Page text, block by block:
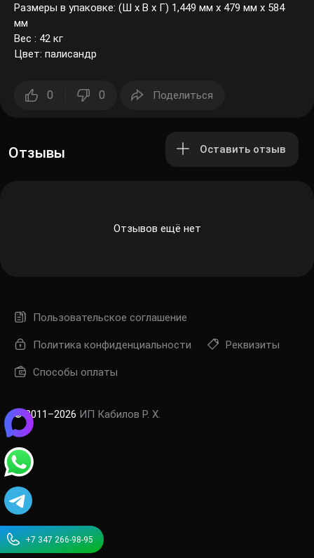
Размеры в упаковке: (Ш х В х Г) 1,449 мм х 479 мм х 584
мм
Вес : 42 кг
Цвет: палисандр
0 0 Поделиться
Отзывы Оставить отзыв
Отзывов ещё нет
Пользовательское соглашение
Политика конфиденциальности Реквизиты
Способы оплаты
© 2011–2026 ИП Кабилов Р. Х.
+7 347 266-98-95